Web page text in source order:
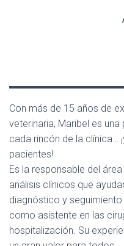
Con más de 15 años de
veterinaria, Maribel es
cada rincón de la clínica…
pacientes!
Es la responsable del
análisis clínicos que
diagnóstico y
como asistente en las
hospitalización. Su